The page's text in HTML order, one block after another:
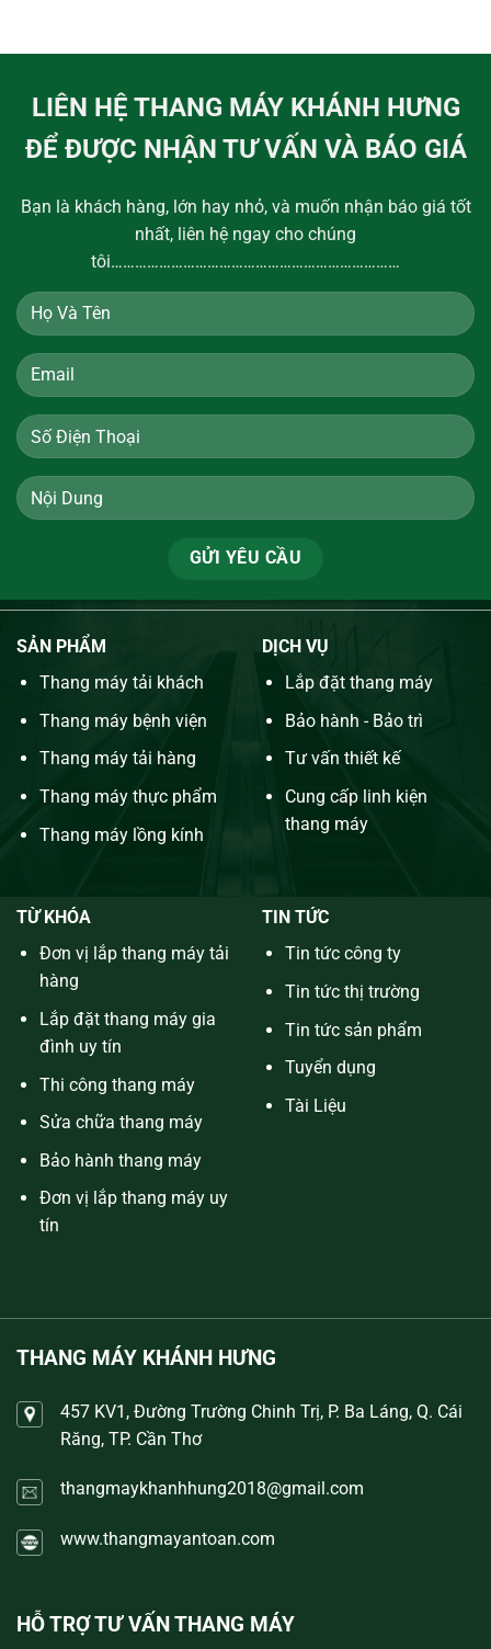
LIÊN HỆ THANG MÁY KHÁNH HƯNG
ĐỂ ĐƯỢC NHẬN TƯ VẤN VÀ BÁO GIÁ
Bạn là khách hàng, lớn hay nhỏ, và muốn nhận báo giá tốt
nhất, liên hệ ngay cho chúng
tôi………………………………………………………………
SẢN PHẨM
Thang máy tải khách
Thang máy bệnh viện
Thang máy tải hàng
Thang máy thực phẩm
Thang máy lồng kính
DỊCH VỤ
Lắp đặt thang máy
Bảo hành - Bảo trì
Tư vấn thiết kế
Cung cấp linh kiện
thang máy
TỪ KHÓA
Đơn vị lắp thang máy tải
hàng
Lắp đặt thang máy gia
đình uy tín
Thi công thang máy
Sửa chữa thang máy
Bảo hành thang máy
Đơn vị lắp thang máy uy
tín
TIN TỨC
Tin tức công ty
Tin tức thị trường
Tin tức sản phẩm
Tuyển dụng
Tài Liệu
THANG MÁY KHÁNH HƯNG
457 KV1, Đường Trường Chinh Trị, P. Ba Láng, Q. Cái
Răng, TP. Cần Thơ
thangmaykhanhhung2018@gmail.com
www.thangmayantoan.com
HỖ TRỢ TƯ VẤN THANG MÁY